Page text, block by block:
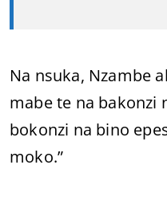
Na nsuka, Nzambe
mabe te na bakonzi
bokonzi na bino
moko.”